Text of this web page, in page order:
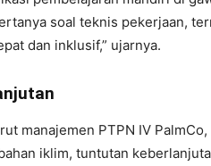
soal teknis pekerjaan,
dan inklusif,” ujarnya.
manajemen PTPN IV
iklim, tuntutan